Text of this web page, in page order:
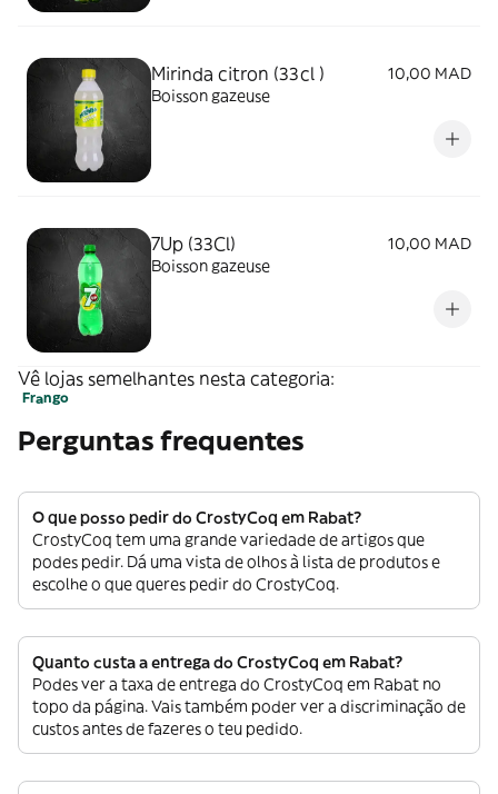
Mirinda citron (33cl )
10,00 MAD
Boisson gazeuse
7Up (33Cl)
10,00 MAD
Boisson gazeuse
Vê lojas semelhantes nesta categoria:
Frango
Perguntas frequentes
O que posso pedir do CrostyCoq em Rabat?
CrostyCoq tem uma grande variedade de artigos que
podes pedir. Dá uma vista de olhos à lista de produtos e
escolhe o que queres pedir do CrostyCoq.
Quanto custa a entrega do CrostyCoq em Rabat?
Podes ver a taxa de entrega do CrostyCoq em Rabat no
topo da página. Vais também poder ver a discriminação de
custos antes de fazeres o teu pedido.